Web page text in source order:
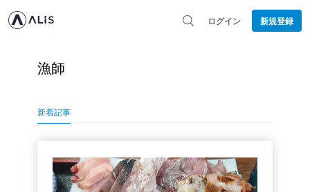
ログイン 新規登録
漁師
新着記事